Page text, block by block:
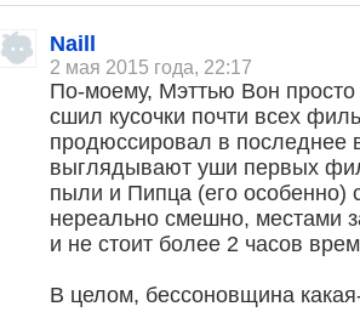
Naill
2 мая 2015 года, 22:17
По-моему, Мэттью Вон
сшил кусочки почти всех
продюссировал в последнее
выглядывают уши первых
пыли и Пипца (его
нереально смешно, местами
и не стоит более 2 часов
В целом, бессоновщина